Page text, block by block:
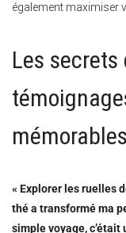
également maximiser
Les secrets
mémorables
« Explorer les ruelles
thé a transformé ma
simple voyage,